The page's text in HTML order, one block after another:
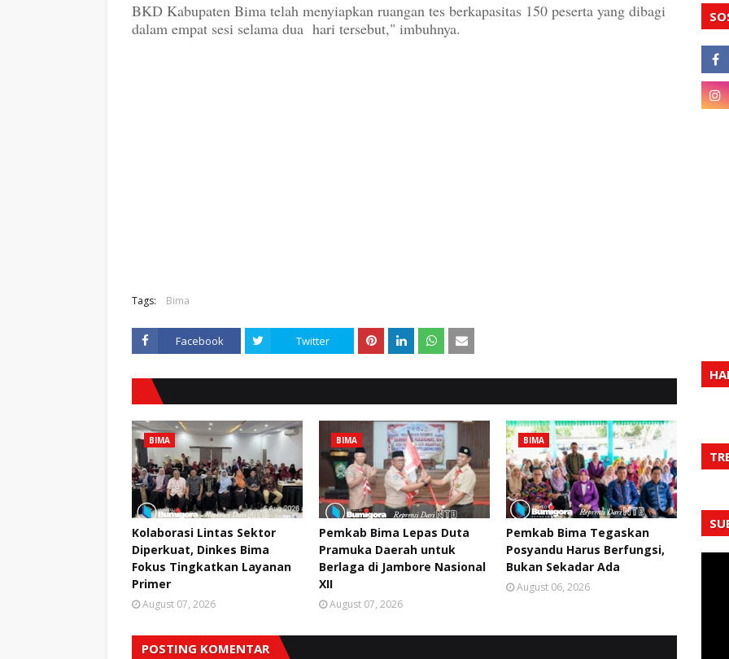
BKD Kabupaten Bima telah menyiapkan ruangan tes berkapasitas 150 peserta yang dibagi
dalam empat sesi selama dua hari tersebut," imbuhnya.
Tags: Bima
Facebook Twitter
BIMA
Kolaborasi Lintas Sektor
Diperkuat, Dinkes Bima
Fokus Tingkatkan Layanan
Primer
August 07, 2026
BIMA
Pemkab Bima Lepas Duta
Pramuka Daerah untuk
Berlaga di Jambore Nasional
XII
August 07, 2026
BIMA
Pemkab Bima Tegaskan
Posyandu Harus Berfungsi,
Bukan Sekadar Ada
August 06, 2026
POSTING KOMENTAR